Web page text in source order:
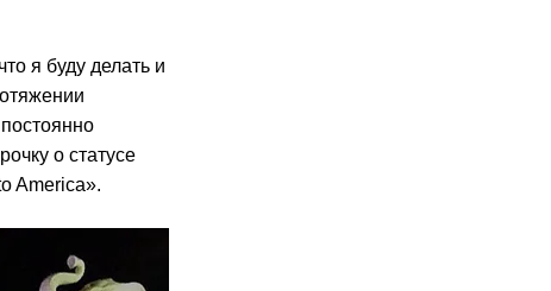
я буду делать и
о статусе
America».